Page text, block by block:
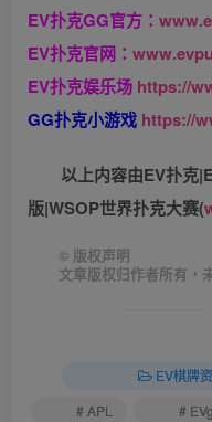
EV扑克GG官方：
EV扑克官网：
EV扑克娱乐场 https://
GG扑克小游戏 https://
以上内容由EV扑克
版|WSOP世界扑克大赛(
© 版权声明
文章版权归作者所有，
EV棋牌
# APL
#